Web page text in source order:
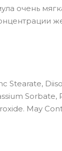
очень
Stearate,
Sorbate,
May